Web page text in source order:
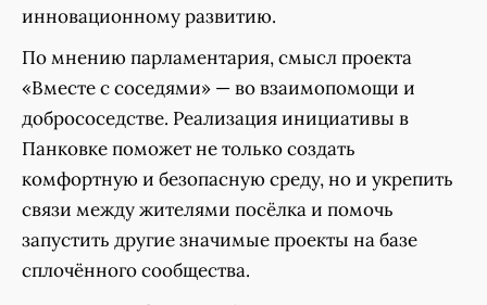
инновационному развитию.
По мнению парламентария, смысл проекта
«Вместе с соседями» — во взаимопомощи и
добрососедстве. Реализация инициативы в
Панковке поможет не только создать
комфортную и безопасную среду, но и укрепить
связи между жителями посёлка и помочь
запустить другие значимые проекты на базе
сплочённого сообщества.